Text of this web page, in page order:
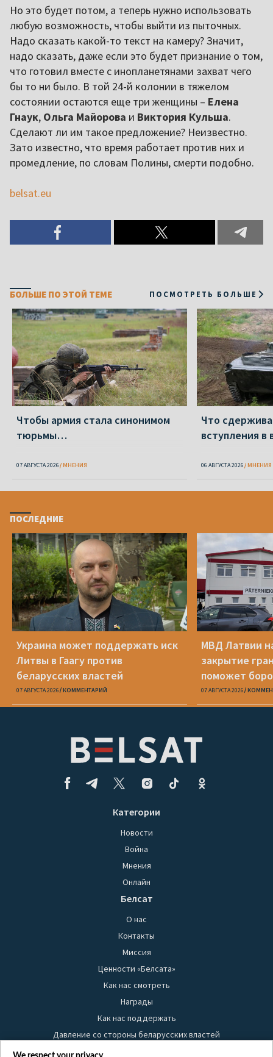
Но это будет потом, а теперь нужно использовать
любую возможность, чтобы выйти из пыточных.
Надо сказать какой-то текст на камеру? Значит,
надо сказать, даже если это будет признание о том,
что готовил вместе с инопланетянами захват чего
бы то ни было. В той 24-й колонии в тяжелом
состоянии остаются еще три женщины – Елена
Гнаук, Ольга Майорова и Виктория Кульша.
Сделают ли им такое предложение? Неизвестно.
Зато известно, что время работает против них и
промедление, по словам Полины, смерти подобно.
belsat.eu
БОЛЬШЕ ПО ЭТОЙ ТЕМЕ ПОСМОТРЕТЬ БОЛЬШЕ
Чтобы армия стала синонимом
тюрьмы…
07 АВГУСТА 2026 МНЕНИЯ
Что
вступления в
06 АВГУСТА 2026 МНЕНИЯ
ПОСЛЕДНИЕ
Украина может поддержать иск
Литвы в Гаагу против
беларусских властей
07 АВГУСТА 2026 КОММЕНТАРИЙ
МВД Латвии
закрытие
поможет
07 АВГУСТА 2026
Категории
Новости
Война
Мнения
Онлайн
Белсат
О нас
Контакты
Миссия
Ценности «Белсата»
Как нас смотреть
Награды
Как нас поддержать
Давление со стороны беларусских властей
Правила использования материалов